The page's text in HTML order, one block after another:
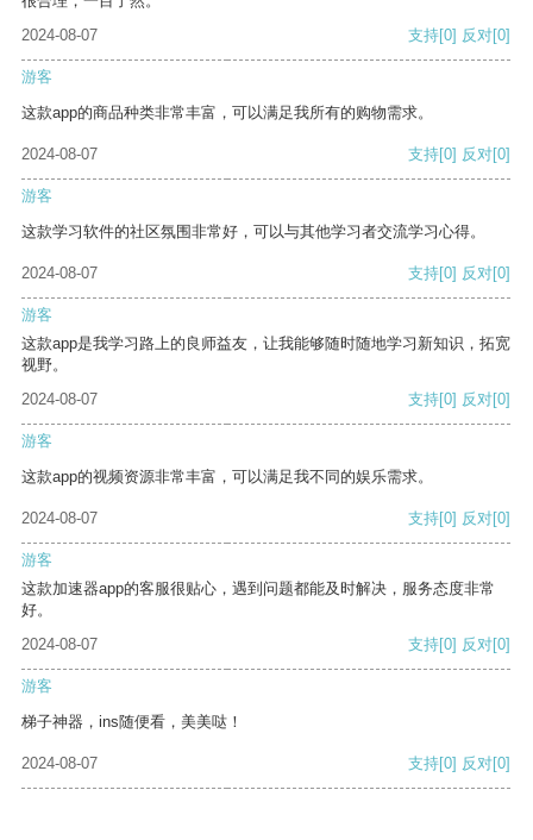
2024-08-07
支持[0] 反对[0]
游客
这款app的商品种类非常丰富，可以满足我所有的购物需求。
2024-08-07 支持[0] 反对[0]
游客
这款学习软件的社区氛围非常好，可以与其他学习者交流学习心得。
2024-08-07 支持[0] 反对[0]
游客
这款app是我学习路上的良师益友，让我能够随时随地学习新知识，拓宽
视野。
2024-08-07
支持[0] 反对[0]
游客
这款app的视频资源非常丰富，可以满足我不同的娱乐需求。
2024-08-07 支持[0] 反对[0]
游客
这款加速器app的客服很贴心，遇到问题都能及时解决，服务态度非常
好。
2024-08-07
支持[0] 反对[0]
游客
梯子神器，ins随便看，美美哒！
2024-08-07 支持[0] 反对[0]